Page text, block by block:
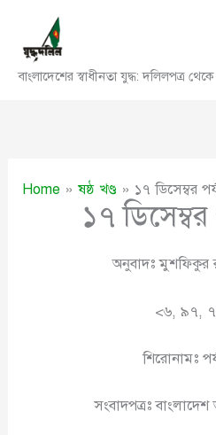
content
বাংলাদেশের স্বাধীনতা যুদ্ধ: দলিলপত্র
Home ষষ্ঠ খণ্ড ১৭ ডিসেম্বর
১৭ ডিসেম্বর
অনুবাদঃ মুশফিকুর
<৬, ৯৭,
শিরোনামঃ
সংবাদপত্রঃ